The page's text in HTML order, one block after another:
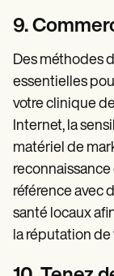
9.
Des méthodes
essentielles
votre clinique
Internet, la
matériel de
reconnaissance
référence avec
santé locaux
la réputation